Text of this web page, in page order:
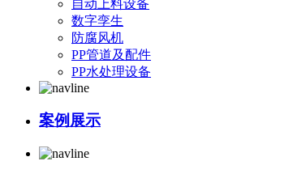
自动上料设备
数字孪生
防腐风机
PP管道及配件
PP水处理设备
案例展示